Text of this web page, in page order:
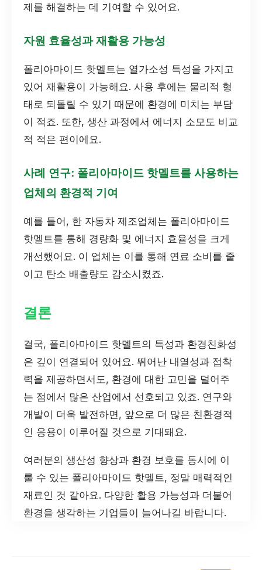
제를 해결하는 데 기여할 수 있어요.
자원 효율성과 재활용 가능성
폴리아마이드 핫멜트는 열가소성 특성을 가지고
있어 재활용이 가능해요. 사용 후에는 물리적 형
태로 되돌릴 수 있기 때문에 환경에 미치는 부담
이 적죠. 또한, 생산 과정에서 에너지 소모도 비교
적 적은 편이에요.
사례 연구: 폴리아마이드 핫멜트를 사용하는
업체의 환경적 기여
예를 들어, 한 자동차 제조업체는 폴리아마이드
핫멜트를 통해 경량화 및 에너지 효율성을 크게
개선했어요. 이 업체는 이를 통해 연료 소비를 줄
이고 탄소 배출량도 감소시켰죠.
결론
결국, 폴리아마이드 핫멜트의 특성과 환경친화성
은 깊이 연결되어 있어요. 뛰어난 내열성과 접착
력을 제공하면서도, 환경에 대한 고민을 덜어주
는 점에서 많은 산업에서 선호되고 있죠. 연구와
개발이 더욱 발전하면, 앞으로 더 많은 친환경적
인 응용이 이루어질 것으로 기대돼요.
여러분의 생산성 향상과 환경 보호를 동시에 이
룰 수 있는 폴리아마이드 핫멜트, 정말 매력적인
재료인 것 같아요. 다양한 활용 가능성과 더불어
환경을 생각하는 기업들이 늘어나길 바랍니다.